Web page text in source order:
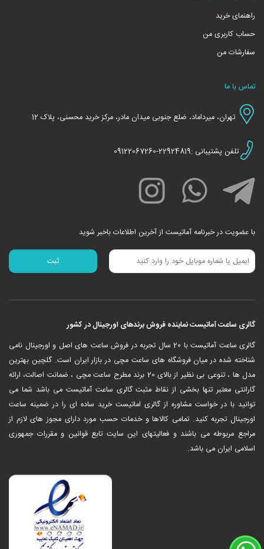
راهنمای خرید
حساب کاربری من
سفارشات من
تماس با ما
تهران، میرداماد، ضلع جنوبی میدان مادر، مرکز خرید محسنی، پلاک 12
تلفن پشتیبانی :22924819-09122067260
با عضویت در خبرنامه آماتیست از آخرین اطلاعات باخبر شوید
گالری ساعت آماتیست نماینده فروش برندهای اورجینال در کشور
‎گالری ساعت آماتیست با 20 سال تجربه در فروش ساعت های اصل و اورجینال نامی
شناخته شده در میان فروشگاه های ساعت مچی در بازار ایران است. گلچین بهترین
مدل ها ، تنوعی بی نظیر از بالای 20 برند مطرح ساعت مچی ، ضمانت اصالت، ارائه
گارانتی معتبر تنها بخشی از نقاط مثبت گالری ساعت آماتیست می باشد شما می
توانید با در خواست مشاوره از گالری اماتیست خرید ساده ای را در ضمینه ساعت
اورجینال تجربه کنید. تمامی کالاها و خدمات حسب مورد دارای مجوز های لازم از
مراجع مربوطه می باشند و فعالیتهای این سایت تابع قوانین و مقررات جمهوری
اسلامی ایران می باشد.